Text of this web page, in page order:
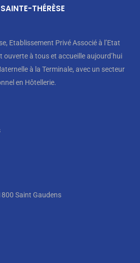
THÉRÈSE
Etablissement Privé Associé à l’Etat
ouverte à tous et accueille aujourd’hui
à la Terminale, avec un secteur
en Hôtellerie.
Saint Gaudens